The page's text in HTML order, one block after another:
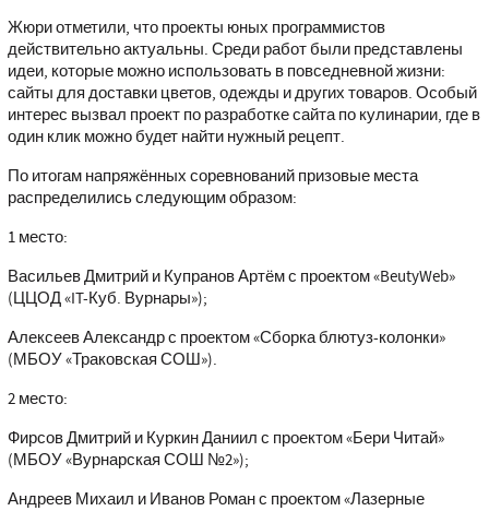
Жюри отметили, что проекты юных программистов
действительно актуальны. Среди работ были представлены
идеи, которые можно использовать в повседневной жизни:
сайты для доставки цветов, одежды и других товаров. Особый
интерес вызвал проект по разработке сайта по кулинарии, где в
один клик можно будет найти нужный рецепт.
По итогам напряжённых соревнований призовые места
распределились следующим образом:
1 место:
Васильев Дмитрий и Купранов Артём с проектом «BeutyWeb»
(ЦЦОД «IT-Куб. Вурнары»);
Алексеев Александр с проектом «Сборка блютуз-колонки»
(МБОУ «Траковская СОШ»).
2 место:
Фирсов Дмитрий и Куркин Даниил с проектом «Бери Читай»
(МБОУ «Вурнарская СОШ №2»);
Андреев Михаил и Иванов Роман с проектом «Лазерные